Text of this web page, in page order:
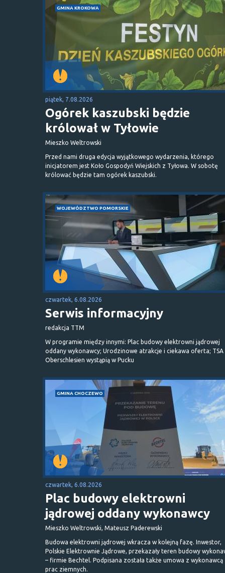
GMINA KROKOWA
piątek, 7.08.2026
Ogórek kaszubski będzie
królował w Tyłowie
Mieszko Weltrowski
Przed nami druga edycja wyjątkowego wydarzenia, którego
inicjatorem jest Koło Gospodyń Wiejskich z Tyłowa. W sobotę
królować będzie tam ogórek kaszubski.
WOJEWÓDZTWO POMORSKIE
czwartek, 6.08.2026
Serwis informacyjny
redakcja TTM
W programie między innymi: Plac budowy elektrowni jądrowej
oddany wykonawcy; Urodzinowe atrakcje i ciekawa oferta; TSA
Oberschlesien wystąpią w Pucku
GMINA CHOCZEWO
czwartek, 6.08.2026
Plac budowy elektrowni
jądrowej oddany wykonawcy
Mieszko Weltrowski, Mateusz Paderewski
Budowa elektrowni jądrowej wkracza w kolejną fazę. Inwestor,
Polskie Elektrownie Jądrowe, przekazały teren budowy
– firmie Bechtel. Podpisana została także umowa z wykonawcą
prac ziemnych.